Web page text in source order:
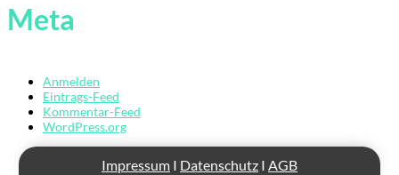
Meta
Anmelden
Eintrags-Feed
Kommentar-Feed
WordPress.org
Impressum I Datenschutz I AGB